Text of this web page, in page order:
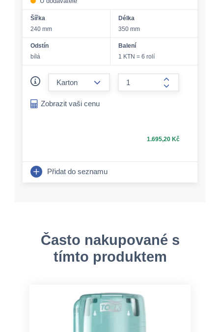
Šířka
240 mm
Délka
350 mm
Odstín
bílá
Balení
1 KTN = 6 rolí
form.increase-
Zobrazit vaši cenu
1.695,20 Kč
Přidat do seznamu
Často nakupované s
tímto produktem